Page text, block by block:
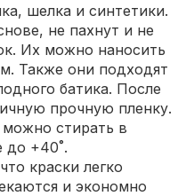
шелка и синтетики.
не пахнут и не
Их можно наносить
Также они подходят
батика. После
прочную пленку.
можно стирать в
до +40˚.
краски легко
и экономно